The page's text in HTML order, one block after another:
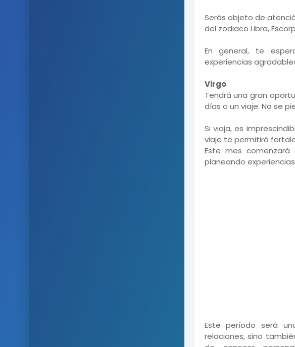
Serás objeto de
del zodiaco Libra,
En general, te
experiencias
Virgo
Tendrá una gran
días o un viaje. No se
Si viaja, es
viaje te permitirá
Este mes
planeando
Este período será
relaciones, sino